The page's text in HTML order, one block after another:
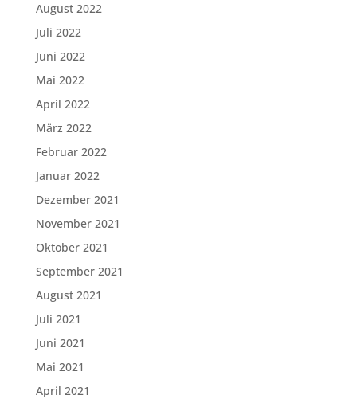
August 2022
Juli 2022
Juni 2022
Mai 2022
April 2022
März 2022
Februar 2022
Januar 2022
Dezember 2021
November 2021
Oktober 2021
September 2021
August 2021
Juli 2021
Juni 2021
Mai 2021
April 2021